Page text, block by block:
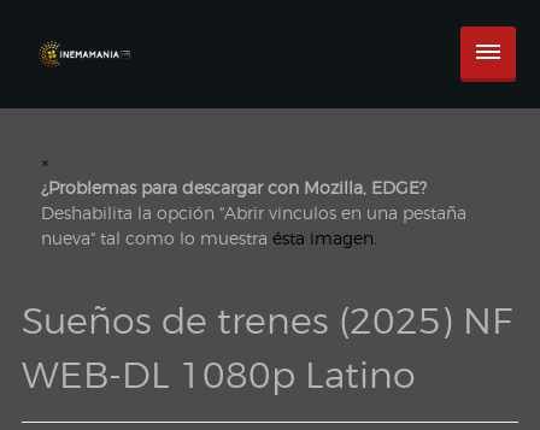
×
¿Problemas para descargar con Mozilla, EDGE?
Deshabilita la opción "Abrir vinculos en una pestaña
nueva" tal como lo muestra ésta imagen.
Sueños de trenes (2025) NF
WEB-DL 1080p Latino